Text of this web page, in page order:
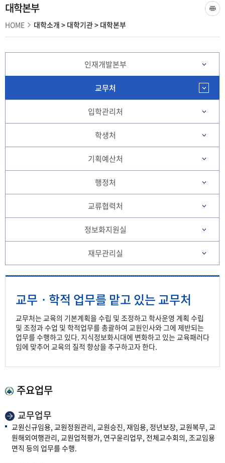
대학본부
HOME 대학소개 > 대학기관> 대학본부
인재개발본부
교무처
입학관리처
학생처
기획예산처
행정처
교류협력처
정보화지원실
재무관리실
교무ㆍ학적 업무를 맡고 있는 교무처
교무처는 교육의 기본계획을 수립 및 조정하고 학사운영 계획 수립
및 조정과 수업 및 학적업무를 총괄하여 교원인사와 그에 제반되는
업무를 수행하고 있다. 지식정보화시대에 변화하고 있는 교육패러다
임에 맞추어 교육의 질적 향상을 추구하고자 한다.
주요업무
교무업무
교원신규임용, 교원정원관리, 교원승진, 재임용, 정년보장, 교원복무, 교
원해외여행관리, 교원업적평가, 연구윤리업무, 전체교수회의, 조교임용
면직 등의 업무를 수행.